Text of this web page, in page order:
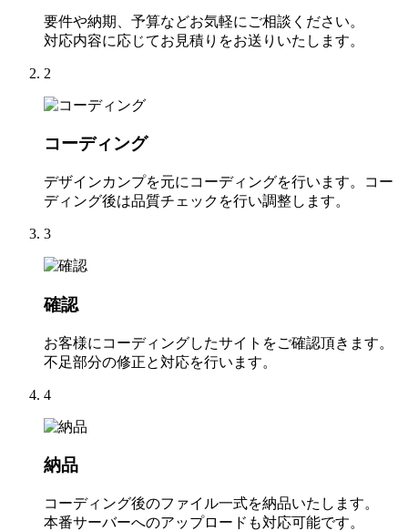
要件や納期、予算などお気軽にご相談ください。
対応内容に応じてお見積りをお送りいたします。
2
コーディング
デザインカンプを元にコーディングを行います。コー
ディング後は品質チェックを行い調整します。
3
確認
お客様にコーディングしたサイトをご確認頂きます。
不足部分の修正と対応を行います。
4
納品
コーディング後のファイル一式を納品いたします。
本番サーバーへのアップロードも対応可能です。